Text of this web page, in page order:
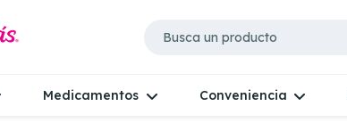
Medicamentos Conveniencia